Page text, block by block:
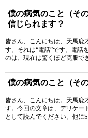
僕の病気のこと（そ
信じられます？
皆さん、こんにちは、天馬鹿
す。それは“電話”です。電話
のは、現在は驚くほど克服で
僕の病気のこと（そ
皆さん、こんにちは。天馬鹿
す。今回の文章は、デリケー
として読んでください。他に